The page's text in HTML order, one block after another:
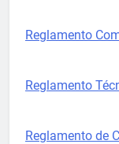
Reglamento
Reglamento
Reglamento de